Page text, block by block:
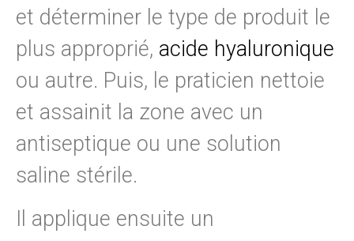
et déterminer le type de produit le
plus approprié, acide hyaluronique
ou autre. Puis, le praticien nettoie
et assainit la zone avec un
antiseptique ou une solution
saline stérile.
Il applique ensuite un